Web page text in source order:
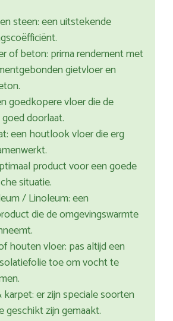
steen: een uitstekende
of beton: prima rendement met
gietvloer en
goedkopere vloer die de
doorlaat.
een houtlook vloer die erg
product voor een goede
situatie.
/ Linoleum: een
die de omgevingswarmte
houten vloer: pas altijd een
toe om vocht te
er zijn speciale soorten
geschikt zijn gemaakt.